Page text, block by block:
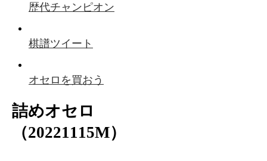
歴代チャンピオン
棋譜ツイート
オセロを買おう
詰めオセロ
（20221115M）